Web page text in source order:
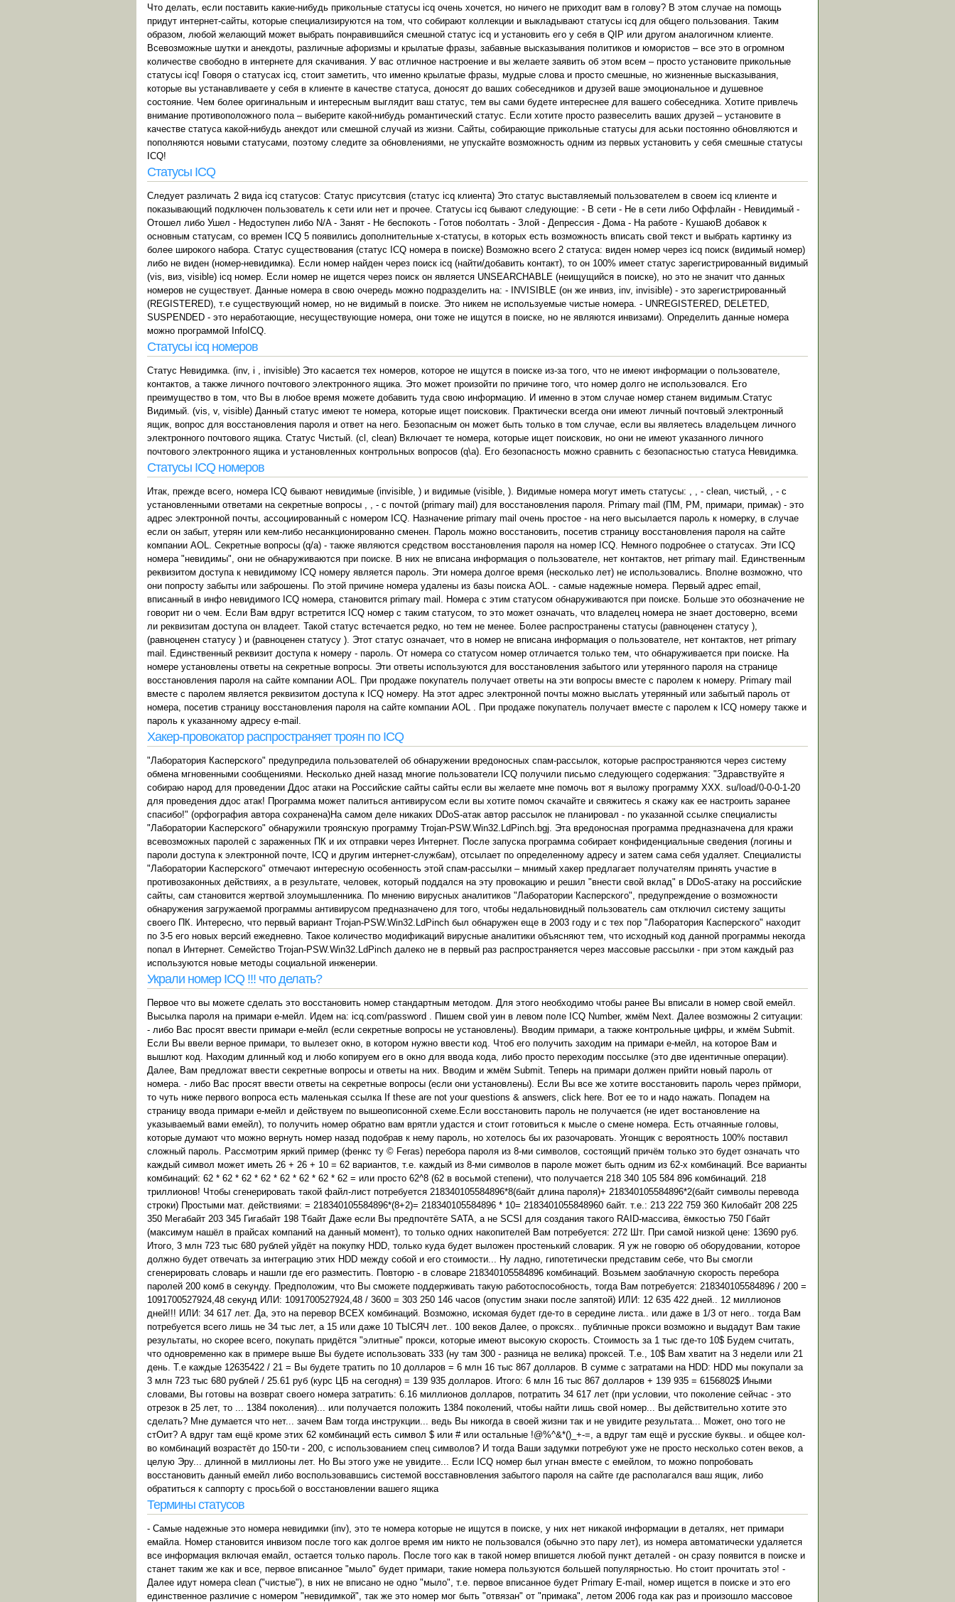
Что делать, если поставить какие-нибудь прикольные статусы icq очень хочется, но ничего не приходит вам в голову? В этом случае на помощь
придут интернет-сайты, которые специализируются на том, что собирают коллекции и выкладывают статусы icq для общего пользования. Таким
образом, любой желающий может выбрать понравившийся смешной статус icq и установить его у себя в QIP или другом аналогичном клиенте.
Всевозможные шутки и анекдоты, различные афоризмы и крылатые фразы, забавные высказывания политиков и юмористов – все это в огромном
количестве свободно в интернете для скачивания. У вас отличное настроение и вы желаете заявить об этом всем – просто установите прикольные
статусы icq! Говоря о статусах icq, стоит заметить, что именно крылатые фразы, мудрые слова и просто смешные, но жизненные высказывания,
которые вы устанавливаете у себя в клиенте в качестве статуса, доносят до ваших собеседников и друзей ваше эмоциональное и душевное
состояние. Чем более оригинальным и интересным выглядит ваш статус, тем вы сами будете интереснее для вашего собеседника. Хотите привлечь
внимание противоположного пола – выберите какой-нибудь романтический статус. Если хотите просто развеселить ваших друзей – установите в
качестве статуса какой-нибудь анекдот или смешной случай из жизни. Сайты, собирающие прикольные статусы для аськи постоянно обновляются и
пополняются новыми статусами, поэтому следите за обновлениями, не упускайте возможность одним из первых установить у себя смешные статусы
ICQ!
Статусы ICQ
Следует различать 2 вида icq статусов: Статус присутсвия (статус icq клиента) Это статус выставляемый пользователем в своем icq клиенте и
показывающий подключен пользователь к сети или нет и прочее. Статусы icq бывают следующие: - В сети - Не в сети либо Оффлайн - Невидимый -
Отошел либо Ушел - Недоступен либо N/A - Занят - Не беспокоть - Готов поболтать - Злой - Депрессия - Дома - На работе - КушаюВ добавок к
основным статусам, со времен ICQ 5 появились дополнительные х-статусы, в которых есть возможность вписать свой текст и выбрать картинку из
более широкого набора. Статус существования (статус ICQ номера в поиске) Возможно всего 2 статуса: виден номер через icq поиск (видимый номер)
либо не виден (номер-невидимка). Если номер найден через поиск icq (найти/добавить контакт), то он 100% имеет статус зарегистрированный видимый
(vis, виз, visible) icq номер. Если номер не ищется через поиск он является UNSEARCHABLE (неищущийся в поиске), но это не значит что данных
номеров не существует. Данные номера в свою очередь можно подразделить на: - INVISIBLE (он же инвиз, inv, invisible) - это зарегистрированный
(REGISTERED), т.е существующий номер, но не видимый в поиске. Это никем не используемые чистые номера. - UNREGISTERED, DELETED,
SUSPENDED - это неработающие, несуществующие номера, они тоже не ищутся в поиске, но не являются инвизами). Определить данные номера
можно программой InfoICQ.
Статусы icq номеров
Статус Невидимка. (inv, i , invisible) Это касается тех номеров, которое не ищутся в поиске из-за того, что не имеют информации о пользователе,
контактов, а также личного почтового электронного ящика. Это может произойти по причине того, что номер долго не использовался. Его
преимущество в том, что Вы в любое время можете добавить туда свою информацию. И именно в этом случае номер станем видимым.Статус
Видимый. (vis, v, visible) Данный статус имеют те номера, которые ищет поисковик. Практически всегда они имеют личный почтовый электронный
ящик, вопрос для восстановления пароля и ответ на него. Безопасным он может быть только в том случае, если вы являетесь владельцем личного
электронного почтового ящика. Статус Чистый. (cl, clean) Включает те номера, которые ищет поисковик, но они не имеют указанного личного
почтового электронного ящика и установленных контрольных вопросов (q\a). Его безопасность можно сравнить с безопасностью статуса Невидимка.
Статусы ICQ номеров
Итак, прежде всего, номера ICQ бывают невидимые (invisible, ) и видимые (visible, ). Видимые номера могут иметь статусы: , , - clean, чистый, , - с
установленными ответами на секретные вопросы , , - с почтой (primary mail) для восстановления пароля. Primary mail (ПМ, PM, примари, примак) - это
адрес электронной почты, ассоциированный с номером ICQ. Назначение primary mail очень простое - на него высылается пароль к номерку, в случае
если он забыт, утерян или кем-либо несанкционированно сменен. Пароль можно восстановить, посетив страницу восстановления пароля на сайте
компании AOL. Секретные вопросы (q/a) - также являются средством восстановления пароля на номер ICQ. Немного подробнее о статусах. Эти ICQ
номера "невидимы", они не обнаруживаются при поиске. В них не вписана информация о пользователе, нет контактов, нет primary mail. Единственным
реквизитом доступа к невидимому ICQ номеру является пароль. Эти номера долгое время (несколько лет) не использовались. Вполне возможно, что
они попросту забыты или заброшены. По этой причине номера удалены из базы поиска AOL. - самые надежные номера. Первый адрес email,
вписанный в инфо невидимого ICQ номера, становится primary mail. Номера с этим статусом обнаруживаются при поиске. Больше это обозначение не
говорит ни о чем. Если Вам вдруг встретится ICQ номер с таким статусом, то это может означать, что владелец номера не знает достоверно, всеми
ли реквизитам доступа он владеет. Такой статус встечается редко, но тем не менее. Более распространены статусы (равноценен статусу ),
(равноценен статусу ) и (равноценен статусу ). Этот статус означает, что в номер не вписана информация о пользователе, нет контактов, нет primary
mail. Единственный реквизит доступа к номеру - пароль. От номера со статусом номер отличается только тем, что обнаруживается при поиске. На
номере установлены ответы на секретные вопросы. Эти ответы используются для восстановления забытого или утерянного пароля на странице
восстановления пароля на сайте компании AOL. При продаже покупатель получает ответы на эти вопросы вместе с паролем к номеру. Primary mail
вместе с паролем является реквизитом доступа к ICQ номеру. На этот адрес электронной почты можно выслать утерянный или забытый пароль от
номера, посетив страницу восстановления пароля на сайте компании AOL . При продаже покупатель получает вместе с паролем к ICQ номеру также и
пароль к указанному адресу e-mail.
Хакер-провокатор распространяет троян по ICQ
"Лаборатория Касперского" предупредила пользователей об обнаружении вредоносных спам-рассылок, которые распространяются через систему
обмена мгновенными сообщениями. Несколько дней назад многие пользователи ICQ получили письмо следующего содержания: "Здравствуйте я
собираю народ для проведении Ддос атаки на Российские сайты сайты если вы желаете мне помочь вот я выложу программу XXX. su/load/0-0-0-1-20
для проведения ддос атак! Программа может палиться антивирусом если вы хотите помоч скачайте и свяжитесь я скажу как ее настроить заранее
спасибо!" (орфография автора сохранена)На самом деле никаких DDoS-атак автор рассылок не планировал - по указанной ссылке специалисты
"Лаборатории Касперского" обнаружили троянскую программу Trojan-PSW.Win32.LdPinch.bgj. Эта вредоносная программа предназначена для кражи
всевозможных паролей с зараженных ПК и их отправки через Интернет. После запуска программа собирает конфиденциальные сведения (логины и
пароли доступа к электронной почте, ICQ и другим интернет-службам), отсылает по определенному адресу и затем сама себя удаляет. Специалисты
"Лаборатории Касперского" отмечают интересную особенность этой спам-рассылки – мнимый хакер предлагает получателям принять участие в
противозаконных действиях, а в результате, человек, который поддался на эту провокацию и решил "внести свой вклад" в DDoS-атаку на российские
сайты, сам становится жертвой злоумышленника. По мнению вирусных аналитиков "Лаборатории Касперского", предупреждение о возможности
обнаружения загружаемой программы антивирусом предназначено для того, чтобы недальновидный пользователь сам отключил систему защиты
своего ПК. Интересно, что первый вариант Trojan-PSW.Win32.LdPinch был обнаружен еще в 2003 году и с тех пор "Лаборатория Касперского" находит
по 3-5 его новых версий ежедневно. Такое количество модификаций вирусные аналитики объясняют тем, что исходный код данной программы некогда
попал в Интернет. Семейство Trojan-PSW.Win32.LdPinch далеко не в первый раз распространяется через массовые рассылки - при этом каждый раз
используются новые методы социальной инженерии.
Украли номер ICQ !!! что делать?
Первое что вы можете сделать это восстановить номер стандартным методом. Для этого необходимо чтобы ранее Вы вписали в номер свой емейл.
Высылка пароля на примари е-мейл. Идем на: icq.com/password . Пишем свой уин в левом поле ICQ Number, жмём Next. Далее возможны 2 ситуации:
- либо Вас просят ввести примари е-мейл (если секретные вопросы не установлены). Вводим примари, а также контрольные цифры, и жмём Submit.
Если Вы ввели верное примари, то вылезет окно, в котором нужно ввести код. Чтоб его получить заходим на примари е-мейл, на которое Вам и
вышлют код. Находим длинный код и любо копируем его в окно для ввода кода, либо просто переходим поссылке (это две идентичные операции).
Далее, Вам предложат ввести секретные вопросы и ответы на них. Вводим и жмём Submit. Теперь на примари должен прийти новый пароль от
номера. - либо Вас просят ввести ответы на секретные вопросы (если они установлены). Если Вы все же хотите восстановить пароль через прймори,
то чуть ниже первого вопроса есть маленькая ссылка If these are not your questions & answers, click here. Вот ее то и надо нажать. Попадем на
страницу ввода примари е-мейл и действуем по вышеописонной схеме.Если восстановить пароль не получается (не идет востановление на
указываемый вами емейл), то получить номер обратно вам врятли удастся и стоит готовиться к мысле о смене номера. Есть отчаянные головы,
которые думают что можно вернуть номер назад подобрав к нему пароль, но хотелось бы их разочаровать. Угонщик с вероятность 100% поставил
сложный пароль. Рассмотрим яркий пример (фенкс ту © Feras) перебора пароля из 8-ми символов, состоящий причём только это будет означать что
каждый символ может иметь 26 + 26 + 10 = 62 вариантов, т.е. каждый из 8-ми символов в пароле может быть одним из 62-х комбинаций. Все варианты
комбинаций: 62 * 62 * 62 * 62 * 62 * 62 * 62 * 62 = или просто 62^8 (62 в восьмой степени), что получается 218 340 105 584 896 комбинаций. 218
триллионов! Чтобы сгенерировать такой файл-лист потребуется 218340105584896*8(байт длина пароля)+ 218340105584896*2(байт символы перевода
строки) Простыми мат. действиями: = 218340105584896*(8+2)= 218340105584896 * 10= 2183401055848960 байт. т.е.: 213 222 759 360 Килобайт 208 225
350 Мегабайт 203 345 Гигабайт 198 Тбайт Даже если Вы предпочтёте SATA, а не SCSI для создания такого RAID-массива, ёмкостью 750 Гбайт
(максимум нашёл в прайсах компаний на данный момент), то только одних накопителей Вам потребуется: 272 Шт. При самой низкой цене: 13690 руб.
Итого, 3 млн 723 тыс 680 рублей уйдёт на покупку HDD, только куда будет выложен простенький словарик. Я уж не говорю об оборудовании, которое
должно будет отвечать за интеграцию этих HDD между собой и его стоимости... Ну ладно, гипотетически представим себе, что Вы смогли
сгенерировать словарь и нашли где его разместить. Повторю - в словаре 218340105584896 комбинаций. Возьмем заоблачную скорость перебора
паролей 200 комб в секунду. Предположим, что Вы сможете поддерживать такую работоспособность, тогда Вам потребуется: 218340105584896 / 200 =
1091700527924,48 секунд ИЛИ: 1091700527924,48 / 3600 = 303 250 146 часов (опустим знаки после запятой) ИЛИ: 12 635 422 дней.. 12 миллионов
дней!!! ИЛИ: 34 617 лет. Да, это на перевор ВСЕХ комбинаций. Возможно, искомая будет где-то в середине листа.. или даже в 1/3 от него.. тогда Вам
потребуется всего лишь не 34 тыс лет, а 15 или даже 10 ТЫСЯЧ лет.. 100 веков Далее, о проксях.. публичные прокси возможно и выдадут Вам такие
результаты, но скорее всего, покупать придётся "элитные" прокси, которые имеют высокую скорость. Стоимость за 1 тыс где-то 10$ Будем считать,
что одновременно как в примере выше Вы будете использовать 333 (ну там 300 - разница не велика) проксей. Т.е., 10$ Вам хватит на 3 недели или 21
день. Т.е каждые 12635422 / 21 = Вы будете тратить по 10 долларов = 6 млн 16 тыс 867 долларов. В сумме с затратами на HDD: HDD мы покупали за
3 млн 723 тыс 680 рублей / 25.61 руб (курс ЦБ на сегодня) = 139 935 долларов. Итого: 6 млн 16 тыс 867 долларов + 139 935 = 6156802$ Иными
словами, Вы готовы на возврат своего номера затратить: 6.16 миллионов долларов, потратить 34 617 лет (при условии, что поколение сейчас - это
отрезок в 25 лет, то ... 1384 поколения)... или получается положить 1384 поколений, чтобы найти лишь свой номер... Вы действительно хотите это
сделать? Мне думается что нет... зачем Вам тогда инструкции... ведь Вы никогда в своей жизни так и не увидите результата... Может, оно того не
стОит? А вдруг там ещё кроме этих 62 комбинаций есть символ $ или # или остальные !@%^&*()_+-=, а вдруг там ещё и русские буквы.. и общее кол-
во комбинаций возрастёт до 150-ти - 200, с использованием спец символов? И тогда Ваши задумки потребуют уже не просто несколько сотен веков, а
целую Эру... длинной в миллионы лет. Но Вы этого уже не увидите... Если ICQ номер был угнан вместе с емейлом, то можно попробовать
восстановить данный емейл либо воспользовавшись системой восставновления забытого пароля на сайте где располагался ваш ящик, либо
обратиться к саппорту с просьбой о восстановлении вашего ящика
Термины статусов
- Самые надежные это номера невидимки (inv), это те номера которые не ищутся в поиске, у них нет никакой информации в деталях, нет примари
емайла. Номер становится инвизом после того как долгое время им никто не пользовался (обычно это пару лет), из номера автоматически удаляется
все информация включая емайл, остается только пароль. После того как в такой номер впишется любой пункт деталей - он сразу появится в поиске и
станет таким же как и все, первое вписанное "мыло" будет примари, такие номера пользуются большей популярностью. Но стоит прочитать это! -
Далее идут номера clean ("чистые"), в них не вписано не одно "мыло", т.е. первое вписанное будет Primary E-mail, номер ищется в поиске и это его
единственное различие с номером "невидимкой", так же это номер мог быть "отвязан" от "примака", летом 2006 года как раз и произошло массовое